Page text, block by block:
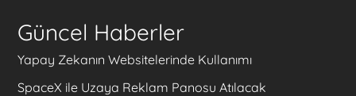
Güncel Haberler
Yapay Zekanın Websitelerinde Kullanımı
SpaceX ile Uzaya Reklam Panosu Atılacak